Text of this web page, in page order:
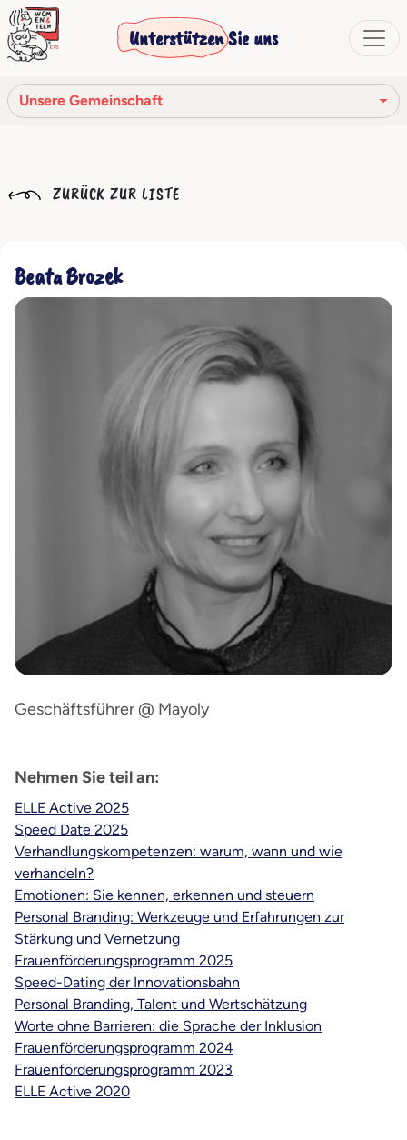
Unterstützen Sie uns
Unsere Gemeinschaft
Unsere Geschichte
Unser Netzwerk
Unsere Gemeinschaft
ZURÜCK ZUR LISTE
Beata Brozek
Geschäftsführer @ Mayoly
Nehmen Sie teil an:
ELLE Active 2025
Speed Date 2025
Verhandlungskompetenzen: warum, wann und wie
verhandeln?
Emotionen: Sie kennen, erkennen und steuern
Personal Branding: Werkzeuge und Erfahrungen zur
Stärkung und Vernetzung
Frauenförderungsprogramm 2025
Speed-Dating der Innovationsbahn
Personal Branding, Talent und Wertschätzung
Worte ohne Barrieren: die Sprache der Inklusion
Frauenförderungsprogramm 2024
Frauenförderungsprogramm 2023
ELLE Active 2020